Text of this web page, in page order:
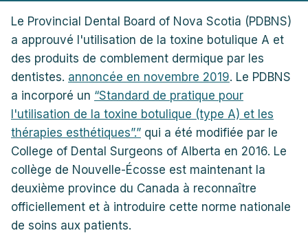
Le Provincial Dental Board of Nova Scotia (PDBNS)
a approuvé l'utilisation de la toxine botulique A et
des produits de comblement dermique par les
dentistes. annoncée en novembre 2019. Le PDBNS
a incorporé un “Standard de pratique pour
l'utilisation de la toxine botulique (type A) et les
thérapies esthétiques”.” qui a été modifiée par le
College of Dental Surgeons of Alberta en 2016. Le
collège de Nouvelle-Écosse est maintenant la
deuxième province du Canada à reconnaître
officiellement et à introduire cette norme nationale
de soins aux patients.